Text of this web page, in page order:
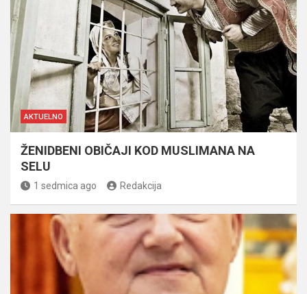
AKTUELNO
ŽENIDBENI OBIČAJI KOD MUSLIMANA NA
SELU
1 sedmica ago Redakcija